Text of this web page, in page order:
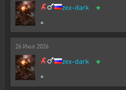
zex-dark +
+
26 Июл 2026
zex-dark +
+